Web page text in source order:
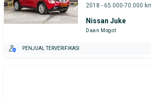
2018 - 65.000-70.000
Nissan Juke
Daan Mogot
PENJUAL TERVERIFIKASI